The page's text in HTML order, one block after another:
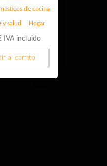
de cocina
y salud Hogar
IVA incluido
al carrito